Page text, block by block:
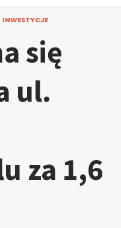
INWESTYCJE
się
ul.
za 1,6